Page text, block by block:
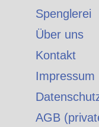
Spenglerei
Über uns
Kontakt
Impressum
AGB